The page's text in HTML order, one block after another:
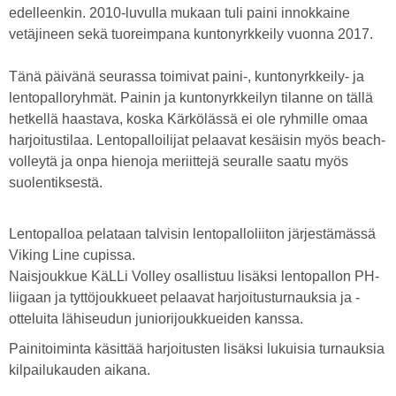
edelleenkin. 2010-luvulla mukaan tuli paini innokkaine
vetäjineen sekä tuoreimpana kuntonyrkkeily vuonna 2017.
Tänä päivänä seurassa toimivat paini-, kuntonyrkkeily- ja
lentopalloryhmät. Painin ja kuntonyrkkeilyn tilanne on tällä
hetkellä haastava, koska Kärkölässä ei ole ryhmille omaa
harjoitustilaa. Lentopalloilijat pelaavat kesäisin myös beach-
volleytä ja onpa hienoja meriittejä seuralle saatu myös
suolentiksestä.
Lentopalloa pelataan talvisin lentopalloliiton järjestämässä
Viking Line cupissa.
Naisjoukkue KäLLi Volley osallistuu lisäksi lentopallon PH-
liigaan ja tyttöjoukkueet pelaavat harjoitusturnauksia ja -
otteluita lähiseudun juniorijoukkueiden kanssa.
Painitoiminta käsittää harjoitusten lisäksi lukuisia turnauksia
kilpailukauden aikana.